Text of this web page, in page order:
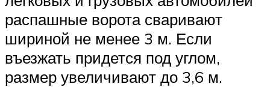
распашные ворота сваривают
шириной не менее 3 м. Если
въезжать придется под углом,
размер увеличивают до 3,6 м.